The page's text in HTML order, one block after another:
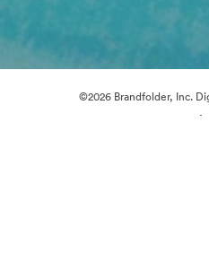
©2026 Brandfolder, Inc.
·